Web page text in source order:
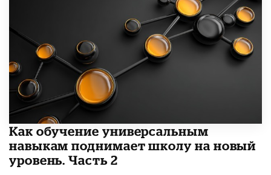
​Как обучение универсальным
навыкам поднимает школу на новый
уровень. Часть 2